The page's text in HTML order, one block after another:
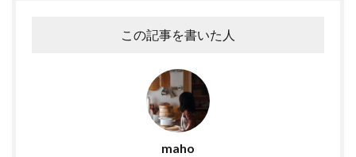
この記事を書いた人
maho